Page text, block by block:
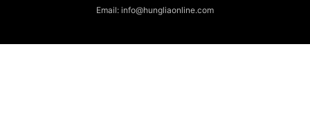
Email: info@hungliaonline.com